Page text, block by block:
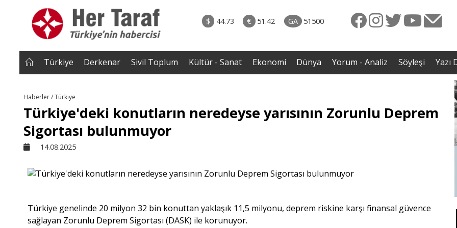
$ 44.73 € 51.42 GA 51500
• İnsan Haklarının Hakkettiği İlgi ve Hakketmediği
İlgisizlik|Zeki Savaş
• Sırbistan’dan Theodor Herzl’in babaannesi ile
dedesine devlet töreni
Türkiye Derkenar Sivil Toplum Kültür - Sanat Ekonomi Dünya Yorum - Analiz Söyleşi Yazı
Haberler / Türkiye
Türkiye'deki konutların neredeyse yarısının Zorunlu Deprem
Sigortası bulunmuyor
14.08.2025
Türkiye genelinde 20 milyon 32 bin konuttan yaklaşık 11,5 milyonu, deprem riskine karşı finansal güvence
sağlayan Zorunlu Deprem Sigortası (DASK) ile korunuyor.